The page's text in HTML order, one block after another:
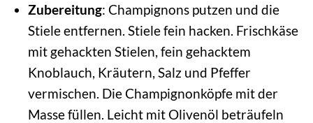
Zubereitung: Champignons putzen und die
Stiele entfernen. Stiele fein hacken. Frischkäse
mit gehackten Stielen, fein gehacktem
Knoblauch, Kräutern, Salz und Pfeffer
vermischen. Die Champignonköpfe mit der
Masse füllen. Leicht mit Olivenöl beträufeln